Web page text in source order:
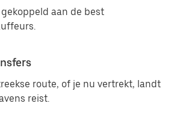
aan de best
route, of je nu vertrekt, landt
reist.